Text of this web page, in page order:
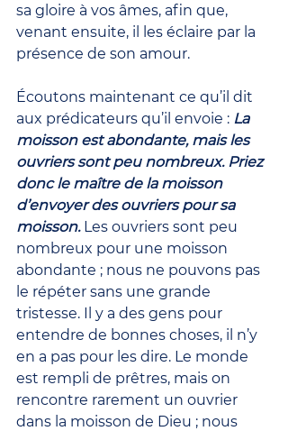
sa gloire à vos âmes, afin que,
venant ensuite, il les éclaire par la
présence de son amour.
Écoutons maintenant ce qu’il dit
aux prédicateurs qu’il envoie : La
moisson est abondante, mais les
ouvriers sont peu nombreux. Priez
donc le maître de la moisson
d’envoyer des ouvriers pour sa
moisson. Les ouvriers sont peu
nombreux pour une moisson
abondante ; nous ne pouvons pas
le répéter sans une grande
tristesse. Il y a des gens pour
entendre de bonnes choses, il n’y
en a pas pour les dire. Le monde
est rempli de prêtres, mais on
rencontre rarement un ouvrier
dans la moisson de Dieu ; nous